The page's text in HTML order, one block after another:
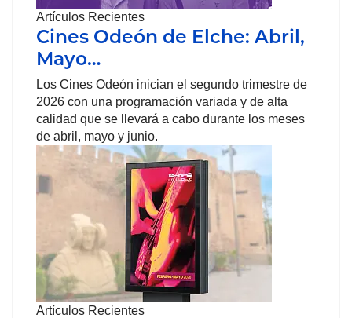
Artículos Recientes
Cines Odeón de Elche: Abril,
Mayo…
Los Cines Odeón inician el segundo trimestre de
2026 con una programación variada y de alta
calidad que se llevará a cabo durante los meses
de abril, mayo y junio.
Artículos Recientes